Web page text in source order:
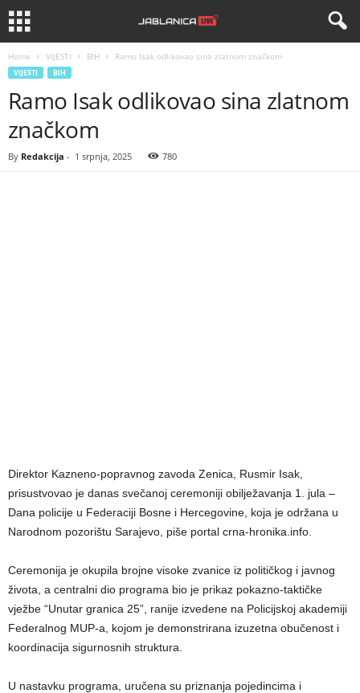
Home VIJESTI BIH Ramo Isak odlikovao sina zlatnom značkom
VIJESTI BIH
Ramo Isak odlikovao sina zlatnom
značkom
By Redakcija - 1 srpnja, 2025 780
Direktor Kazneno-popravnog zavoda Zenica, Rusmir Isak,
prisustvovao je danas svečanoj ceremoniji obilježavanja 1. jula –
Dana policije u Federaciji Bosne i Hercegovine, koja je održana u
Narodnom pozorištu Sarajevo, piše portal crna-hronika.info.
Ceremonija je okupila brojne visoke zvanice iz političkog i javnog
života, a centralni dio programa bio je prikaz pokazno-taktičke
vježbe “Unutar granica 25”, ranije izvedene na Policijskoj akademiji
Federalnog MUP-a, kojom je demonstrirana izuzetna obučenost i
koordinacija sigurnosnih struktura.
U nastavku programa, uručena su priznanja pojedincima i